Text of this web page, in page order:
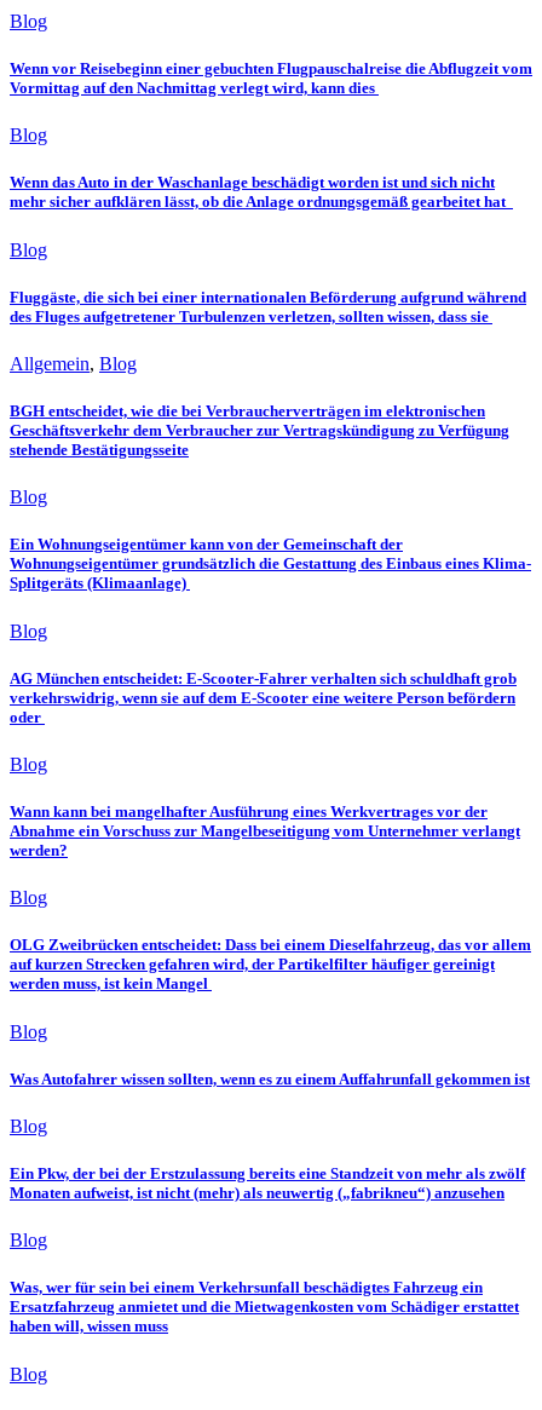
Blog
Wenn vor Reisebeginn einer gebuchten Flugpauschalreise die Abflugzeit vom
Vormittag auf den Nachmittag verlegt wird, kann dies
Blog
Wenn das Auto in der Waschanlage beschädigt worden ist und sich nicht
mehr sicher aufklären lässt, ob die Anlage ordnungsgemäß gearbeitet hat
Blog
Fluggäste, die sich bei einer internationalen Beförderung aufgrund während
des Fluges aufgetretener Turbulenzen verletzen, sollten wissen, dass sie
Allgemein, Blog
BGH entscheidet, wie die bei Verbraucherverträgen im elektronischen
Geschäftsverkehr dem Verbraucher zur Vertragskündigung zu Verfügung
stehende Bestätigungsseite
Blog
Ein Wohnungseigentümer kann von der Gemeinschaft der
Wohnungseigentümer grundsätzlich die Gestattung des Einbaus eines Klima-
Splitgeräts (Klimaanlage)
Blog
AG München entscheidet: E-Scooter-Fahrer verhalten sich schuldhaft grob
verkehrswidrig, wenn sie auf dem E-Scooter eine weitere Person befördern
oder
Blog
Wann kann bei mangelhafter Ausführung eines Werkvertrages vor der
Abnahme ein Vorschuss zur Mangelbeseitigung vom Unternehmer verlangt
werden?
Blog
OLG Zweibrücken entscheidet: Dass bei einem Dieselfahrzeug, das vor allem
auf kurzen Strecken gefahren wird, der Partikelfilter häufiger gereinigt
werden muss, ist kein Mangel
Blog
Was Autofahrer wissen sollten, wenn es zu einem Auffahrunfall gekommen ist
Blog
Ein Pkw, der bei der Erstzulassung bereits eine Standzeit von mehr als zwölf
Monaten aufweist, ist nicht (mehr) als neuwertig („fabrikneu“) anzusehen
Blog
Was, wer für sein bei einem Verkehrsunfall beschädigtes Fahrzeug ein
Ersatzfahrzeug anmietet und die Mietwagenkosten vom Schädiger erstattet
haben will, wissen muss
Blog